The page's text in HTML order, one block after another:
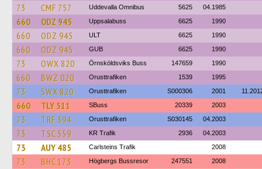
73 CMF 757 Uddevalla Omnibus 5625 04.1985
660 ODZ 945 Uppsalabuss 6625 1990
660 ODZ 945 ULT 6625 1990
660 ODZ 945 GUB 6625 1990
73 OWX 820 Örnsköldsviks Buss 147659 1990
660 BWZ 020 Orusttrafiken 1539 1995
73 SWX 820 Orusttrafiken S000306 2001
660 TLY 511 SBuss 20339 2003
73 TRF 394 Orusttrafiken S030145 04.2003
73 TSC 559 KR Trafik 2936 04.2003
73 AUY 485 Carlsteins Trafik 2008
73 BHC 173 Högbergs Bussresor 247551 2008